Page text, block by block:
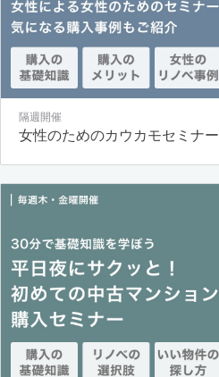
隔週開催
女性のためのカウカモセミナー